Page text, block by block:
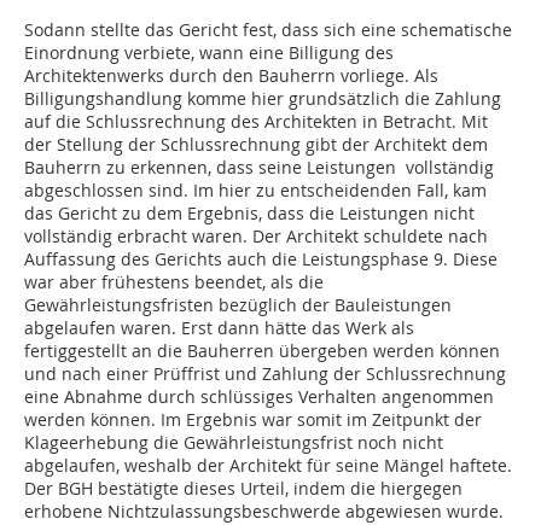
Sodann stellte das Gericht fest, dass sich eine schematische
Einordnung verbiete, wann eine Billigung des
Architektenwerks durch den Bauherrn vorliege. Als
Billigungshandlung komme hier grundsätzlich die Zahlung
auf die Schlussrechnung des Architekten in Betracht. Mit
der Stellung der Schlussrechnung gibt der Architekt dem
Bauherrn zu erkennen, dass seine Leistungen vollständig
abgeschlossen sind. Im hier zu entscheidenden Fall, kam
das Gericht zu dem Ergebnis, dass die Leistungen nicht
vollständig erbracht waren. Der Architekt schuldete nach
Auffassung des Gerichts auch die Leistungsphase 9. Diese
war aber frühestens beendet, als die
Gewährleistungsfristen bezüglich der Bauleistungen
abgelaufen waren. Erst dann hätte das Werk als
fertiggestellt an die Bauherren übergeben werden können
und nach einer Prüffrist und Zahlung der Schlussrechnung
eine Abnahme durch schlüssiges Verhalten angenommen
werden können. Im Ergebnis war somit im Zeitpunkt der
Klageerhebung die Gewährleistungsfrist noch nicht
abgelaufen, weshalb der Architekt für seine Mängel haftete.
Der BGH bestätigte dieses Urteil, indem die hiergegen
erhobene Nichtzulassungsbeschwerde abgewiesen wurde.